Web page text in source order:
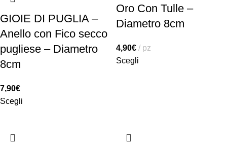
GIOIE DI PUGLIA –
Anello con Fico secco
pugliese – Diametro
8cm
7,90€
Scegli
Oro Con Tulle –
Diametro 8cm
4,90€
pz
Scegli